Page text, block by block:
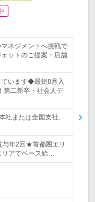
ネジメントへ挑戦で
ットのご提案・店舗
ています◆最短8月入
第二新卒・社会人デ
社または全国支社、
与年2回★首都圏エリ
アでベース給…